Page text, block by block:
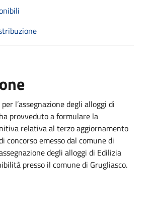
l’assegnazione degli alloggi di
provveduto a formulare la
relativa al terzo aggiornamento
concorso emesso dal comune di
degli alloggi di Edilizia
presso il comune di Grugliasco.